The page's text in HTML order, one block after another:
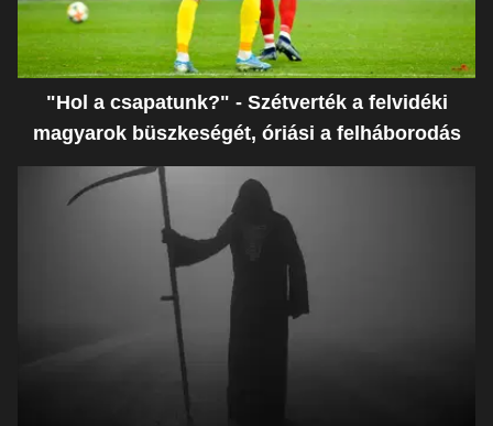
"Hol a csapatunk?" - Szétverték a felvidéki
magyarok büszkeségét, óriási a felháborodás